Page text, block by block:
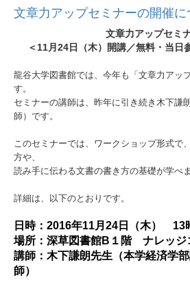
文章力アップセミナーの開催に
文章力アップセミ
＜11月 24日（木）開講／無料・当日
龍谷大学図書館では、今年も「文章力アッ
す。
セミナーの講師は、昨年に引き続き木下謙
師）です。
このセミナーでは、ワークショップ形式で
方や、
読み手に伝わる文書の書き方の基礎が学べま
詳細は、以下のとおりです。
日時： 2016年11月 24 日（木） 13
場所：深草図書館B １階 ナレッジ
講師：木下謙朗先生（本学経済学
師）